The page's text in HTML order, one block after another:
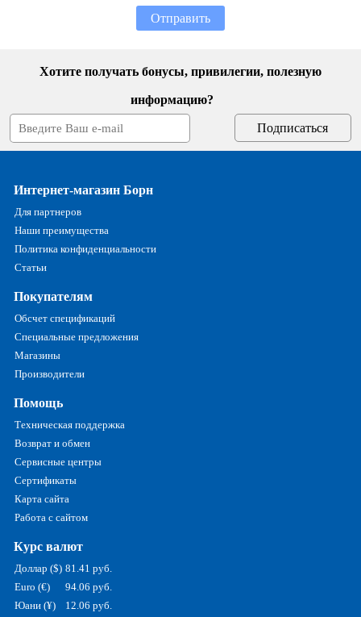
Отправить
Хотите получать бонусы, привилегии, полезную
информацию?
Интернет-магазин Борн
Для партнеров
Наши преимущества
Политика конфиденциальности
Статьи
Покупателям
Обсчет спецификаций
Специальные предложения
Магазины
Производители
Помощь
Техническая поддержка
Возврат и обмен
Сервисные центры
Сертификаты
Карта сайта
Работа с сайтом
Курс валют
Доллар ($) 81.41 руб.
Euro (€)
94.06 руб.
Юани (¥)
12.06 руб.